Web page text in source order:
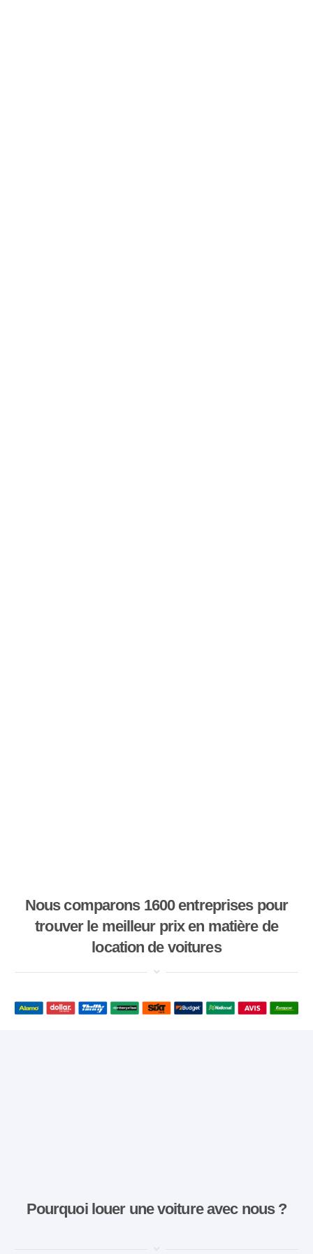
Nous comparons 1600 entreprises pour
trouver le meilleur prix en matière de
location de voitures
Pourquoi louer une voiture avec nous ?